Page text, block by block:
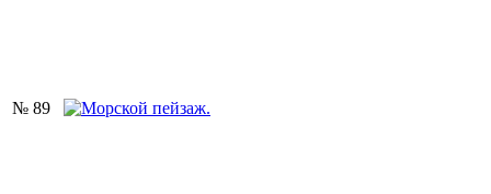
№ 89